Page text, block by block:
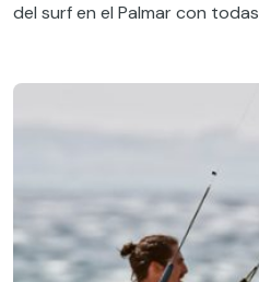
del surf en el Palmar con